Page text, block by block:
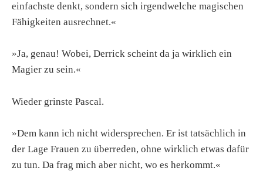
einfachste denkt, sondern sich irgendwelche magischen
Fähigkeiten ausrechnet.«
»Ja, genau! Wobei, Derrick scheint da ja wirklich ein
Magier zu sein.«
Wieder grinste Pascal.
»Dem kann ich nicht widersprechen. Er ist tatsächlich in
der Lage Frauen zu überreden, ohne wirklich etwas dafür
zu tun. Da frag mich aber nicht, wo es herkommt.«